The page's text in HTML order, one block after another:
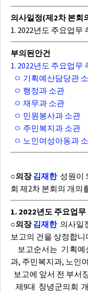
의사일정(제2차 본회
1. 2022년도 주요업무
부의된안건
1. 2022년도 주요업무
ㅇ 기획예산담당관
ㅇ 행정과 소관
ㅇ 재무과 소관
ㅇ 민원봉사과 소관
ㅇ 주민복지과 소관
ㅇ 노인여성아동과
○의장김재한성원이
회 제2차 본회의 개의
1. 2022년도 주요업
○의장김재한의사일
보고의 건을 상정합니
보고순서는 기획예
과, 주민복지과, 노인
보고에 앞서 전 부서
제9대 창녕군의회